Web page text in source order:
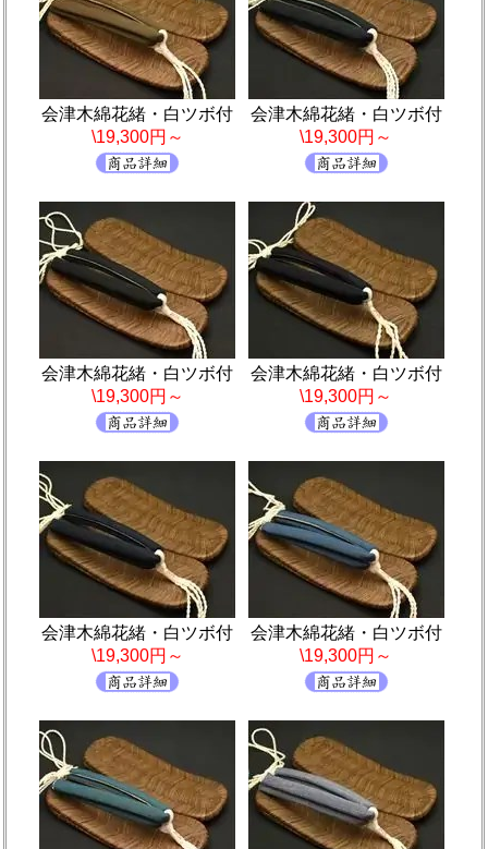
会津木綿花緒・白ツボ付
\19,300円～
会津木綿花緒・白ツボ付
\19,300円～
会津木綿花緒・白ツボ付
\19,300円～
会津木綿花緒・白ツボ付
\19,300円～
会津木綿花緒・白ツボ付
\19,300円～
会津木綿花緒・白ツボ付
\19,300円～